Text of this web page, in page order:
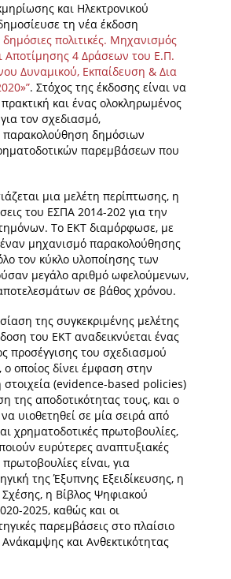
και Ηλεκτρονικού
τη νέα έκδοση
δημόσιες πολιτικές. Μηχανισμός
Αποτίμησης 4 Δράσεων του Ε.Π.
Δυναμικού, Εκπαίδευση & Δια
. Στόχος της έκδοσης είναι να
και ένας ολοκληρωμένος
τον σχεδιασμό,
παρακολούθηση δημόσιων
παρεμβάσεων που
μια μελέτη περίπτωσης, η
του ΕΣΠΑ 2014-202 για την
Το ΕΚΤ διαμόρφωσε, με
μηχανισμό παρακολούθησης
τον κύκλο υλοποίησης των
μεγάλο αριθμό ωφελούμενων,
σε βάθος χρόνου.
της συγκεκριμένης μελέτης
του ΕΚΤ αναδεικνύεται ένας
προσέγγισης του σχεδιασμού
οποίος δίνει έμφαση στην
(evidence-based policies)
της αποδοτικότητας τους, και ο
υιοθετηθεί σε μία σειρά από
χρηματοδοτικές πρωτοβουλίες,
ευρύτερες αναπτυξιακές
είναι, για
της Έξυπνης Εξειδίκευσης, η
η Βίβλος Ψηφιακού
2025, καθώς και οι
παρεμβάσεις στο πλαίσιο
και Ανθεκτικότητας